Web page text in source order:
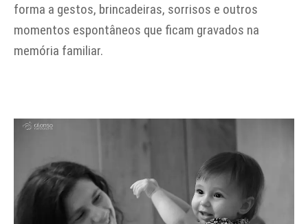
forma a gestos, brincadeiras, sorrisos e outros
momentos espontâneos que ficam gravados na
memória familiar.